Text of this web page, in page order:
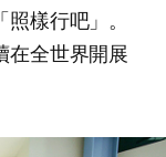
樣行吧」。
在全世界開展